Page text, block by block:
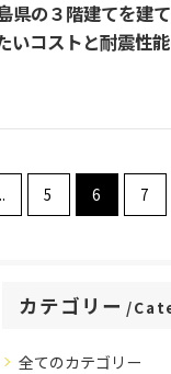
県の３階建てを建
いコストと耐震性
5 6 7
カテゴリー
全てのカテゴリー